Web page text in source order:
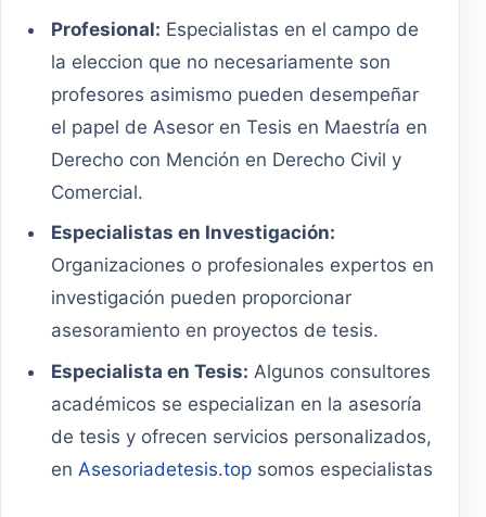
Profesional: Especialistas en el campo de
la eleccion que no necesariamente son
profesores asimismo pueden desempeñar
el papel de Asesor en Tesis en Maestría en
Derecho con Mención en Derecho Civil y
Comercial.
Especialistas en Investigación:
Organizaciones o profesionales expertos en
investigación pueden proporcionar
asesoramiento en proyectos de tesis.
Especialista en Tesis: Algunos consultores
académicos se especializan en la asesoría
de tesis y ofrecen servicios personalizados,
enAsesoriadetesis.top somos especialistas